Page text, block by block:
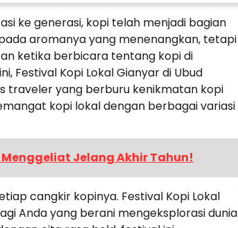
ke generasi, kopi telah menjadi bagian
aromanya yang menenangkan, tetapi
ketika berbicara tentang kopi di
Festival Kopi Lokal Gianyar di Ubud
traveler yang berburu kenikmatan kopi
kopi lokal dengan berbagai variasi
Jelang Akhir Tahun!
cangkir kopinya. Festival Kopi Lokal
Anda yang berani mengeksplorasi dunia